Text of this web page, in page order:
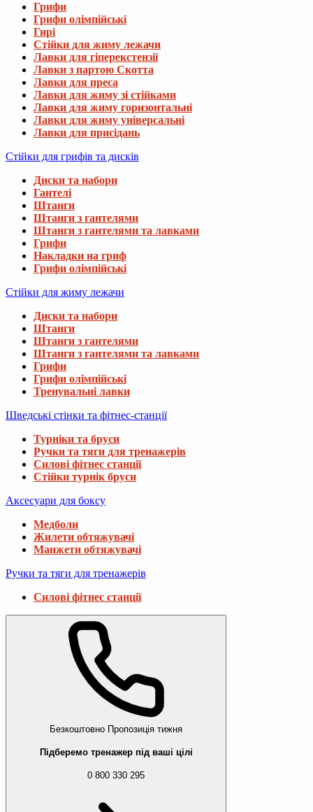
Грифи
Грифи олімпійські
Гирі
Стійки для жиму лежачи
Лавки для гіперекстензії
Лавки з партою Скотта
Лавки для преса
Лавки для жиму зі стійками
Лавки для жиму горизонтальні
Лавки для жиму універсальні
Лавки для присідань
Стійки для грифів та дисків
Диски та набори
Гантелі
Штанги
Штанги з гантелями
Штанги з гантелями та лавками
Грифи
Накладки на гриф
Грифи олімпійські
Стійки для жиму лежачи
Диски та набори
Штанги
Штанги з гантелями
Штанги з гантелями та лавками
Грифи
Грифи олімпійські
Тренувальні лавки
Шведські стінки та фітнес-станції
Турніки та бруси
Ручки та тяги для тренажерів
Силові фітнес станції
Стійки турнік бруси
Аксесуари для боксу
Медболи
Жилети обтяжувачі
Манжети обтяжувачі
Ручки та тяги для тренажерів
Силові фітнес станції
Безкоштовно Пропозиція тижня
Підберемо тренажер під ваші цілі
0 800 330 295